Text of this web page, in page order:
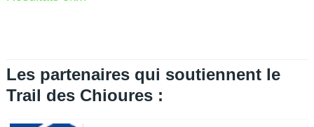
Les partenaires qui soutiennent le
Trail des Chioures :